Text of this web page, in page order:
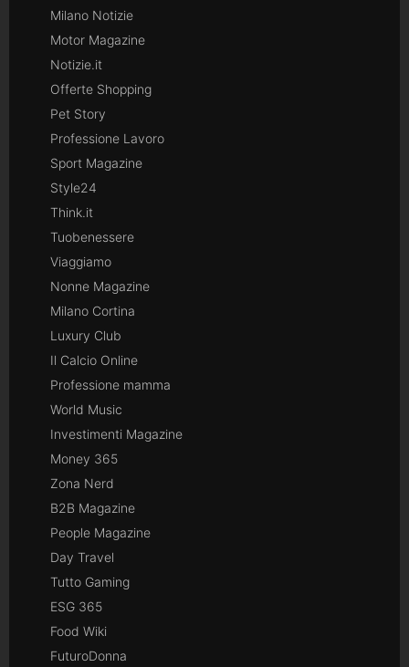
Milano Notizie
Motor Magazine
Notizie.it
Offerte Shopping
Pet Story
Professione Lavoro
Sport Magazine
Style24
Think.it
Tuobenessere
Viaggiamo
Nonne Magazine
Milano Cortina
Luxury Club
Il Calcio Online
Professione mamma
World Music
Investimenti Magazine
Money 365
Zona Nerd
B2B Magazine
People Magazine
Day Travel
Tutto Gaming
ESG 365
Food Wiki
FuturoDonna